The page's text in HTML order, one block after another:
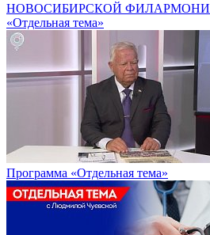
НОВОСИБИРСКОЙ ФИЛАРМОНИИ
«Отдельная тема»
Программа «Отдельная тема»